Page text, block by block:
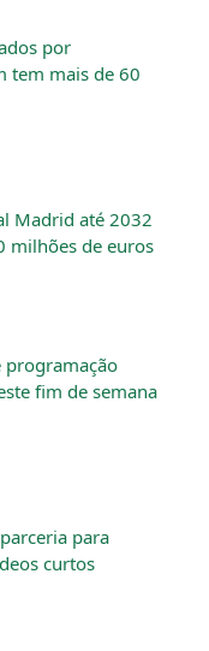
por
tem mais de 60
Madrid até 2032
milhões de euros
programação
fim de semana
para
curtos